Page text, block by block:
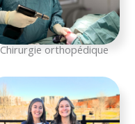
Chirurgie orthopédique